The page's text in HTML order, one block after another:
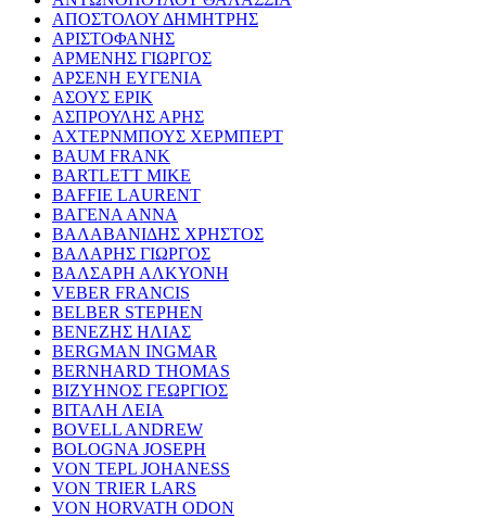
ΑΠΟΣΤΟΛΟΥ ΔΗΜΗΤΡΗΣ
ΑΡΙΣΤΟΦΑΝΗΣ
ΑΡΜΕΝΗΣ ΓΙΩΡΓΟΣ
ΑΡΣΕΝΗ ΕΥΓΕΝΙΑ
ΑΣΟΥΣ ΕΡΙΚ
ΑΣΠΡΟΥΛΗΣ ΑΡΗΣ
ΑΧΤΕΡΝΜΠΟΥΣ ΧΕΡΜΠΕΡΤ
BAUM FRANK
BARTLETT MIKE
BAFFIE LAURENT
ΒΑΓΕΝΑ ΑΝΝΑ
ΒΑΛΑΒΑΝΙΔΗΣ ΧΡΗΣΤΟΣ
ΒΑΛΑΡΗΣ ΓΙΩΡΓΟΣ
ΒΑΛΣΑΡΗ ΑΛΚΥΟΝΗ
VEBER FRANCIS
BELBER STEPHEN
ΒΕΝΕΖΗΣ ΗΛΙΑΣ
BERGMAN INGMAR
BERNHARD THOMAS
ΒΙΖΥΗΝΟΣ ΓΕΩΡΓΙΟΣ
ΒΙΤΑΛΗ ΛΕΙΑ
BOVELL ANDREW
BOLOGNA JOSEPH
VON TEPL JOHANESS
VON TRIER LARS
VON HORVATH ODON